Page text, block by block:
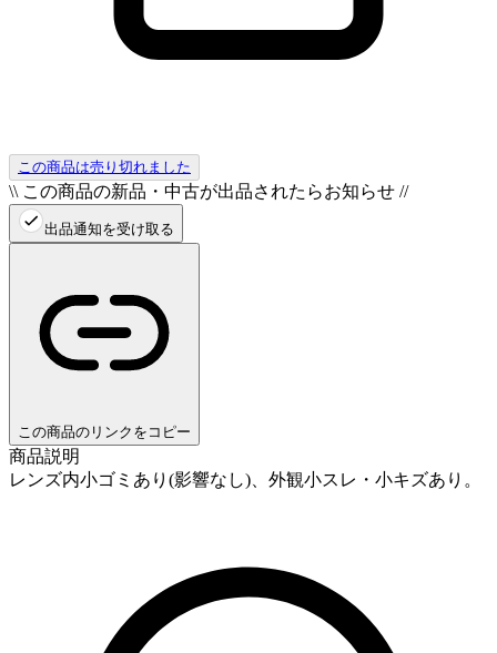
この商品は売り切れました
\\ この商品の新品・中古が出品されたらお知らせ //
出品通知を受け取る
この商品のリンクをコピー
商品説明
レンズ内小ゴミあり(影響なし)、外観小スレ・小キズあり。